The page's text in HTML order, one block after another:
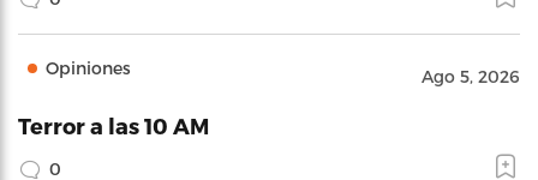
Opiniones Ago 5, 2026
Terror a las 10 AM
0